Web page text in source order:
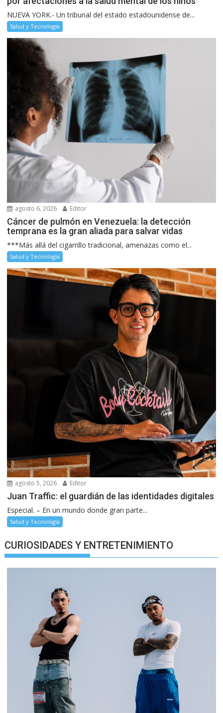
NUEVA YORK.- Un tribunal del estado estadounidense de...
Salud y Tecnología
agosto 6, 2026 Editor
Cáncer de pulmón en Venezuela: la detección
temprana es la gran aliada para salvar vidas
***Más allá del cigarrillo tradicional, amenazas como el...
Salud y Tecnología
agosto 5, 2026 Editor
Juan Traffic: el guardián de las identidades digitales
Especial. – En un mundo donde gran parte...
Salud y Tecnología
CURIOSIDADES Y ENTRETENIMIENTO